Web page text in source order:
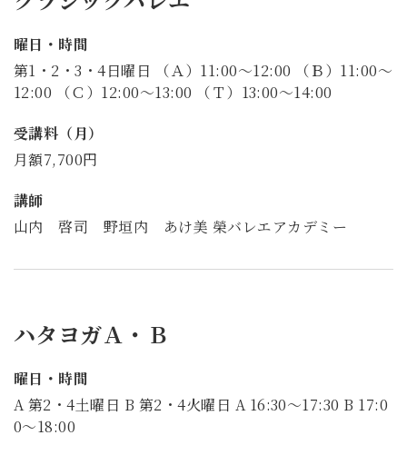
曜日・時間
第1・2・3・4日曜日 （Ａ）11:00～12:00 （Ｂ）11:00～
12:00 （Ｃ）12:00～13:00 （Ｔ）13:00～14:00
受講料（月）
月額7,700円
講師
山内 啓司 野垣内 あけ美 榮バレエアカデミー
ハタヨガＡ・Ｂ
曜日・時間
A 第2・4土曜日 B 第2・4火曜日 A 16:30～17:30 B 17:0
0～18:00